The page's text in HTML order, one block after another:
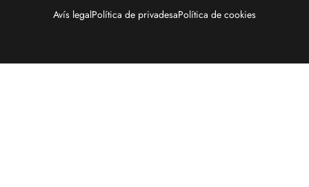
Avís legalPolítica de privadesaPolítica de cookies